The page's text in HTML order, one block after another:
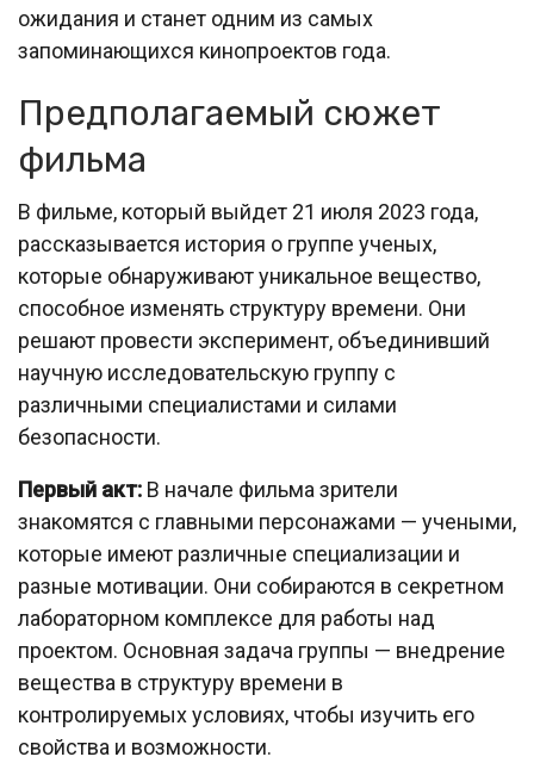
ожидания и станет одним из самых
запоминающихся кинопроектов года.
Предполагаемый сюжет
фильма
В фильме, который выйдет 21 июля 2023 года,
рассказывается история о группе ученых,
которые обнаруживают уникальное вещество,
способное изменять структуру времени. Они
решают провести эксперимент, объединивший
научную исследовательскую группу с
различными специалистами и силами
безопасности.
Первый акт: В начале фильма зрители
знакомятся с главными персонажами — учеными,
которые имеют различные специализации и
разные мотивации. Они собираются в секретном
лабораторном комплексе для работы над
проектом. Основная задача группы — внедрение
вещества в структуру времени в
контролируемых условиях, чтобы изучить его
свойства и возможности.